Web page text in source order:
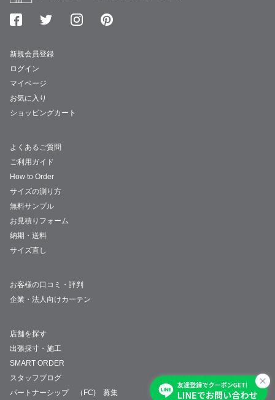
新規会員登録
ログイン
マイページ
お気に入り
ショッピングカート
よくあるご質問
ご利用ガイド
How to Order
サイズの測り方
無料サンプル
お見積りフォーム
納期・送料
サイズ直し
お客様の口コミ・評判
企業・法人向けカーテン
店舗を探す
出張採寸・施工
SMART ORDER
スタッフブログ
パートナーシップ （FC) 募集